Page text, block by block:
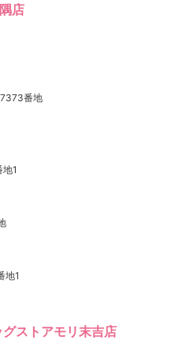
店
番地
1
地1
ストアモリ末吉店